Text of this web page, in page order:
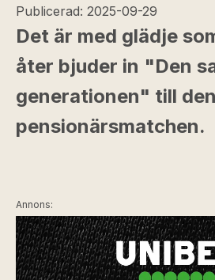
Publicerad: 2025-09-29
Det är med glädje
åter bjuder in "Den
generationen" till
pensionärsmatchen.
Annons: